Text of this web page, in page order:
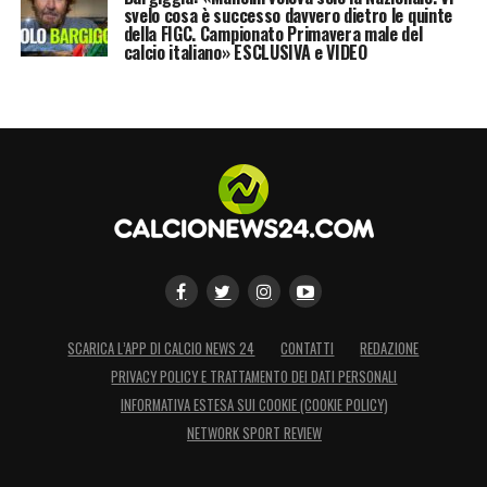
svelo cosa è successo davvero dietro le quinte
della FIGC. Campionato Primavera male del
calcio italiano» ESCLUSIVA e VIDEO
SCARICA L’APP DI CALCIO NEWS 24 CONTATTI
REDAZIONE
PRIVACY POLICY E TRATTAMENTO DEI DATI PERSONALI
INFORMATIVA ESTESA SUI COOKIE (COOKIE POLICY)
NETWORK SPORT REVIEW